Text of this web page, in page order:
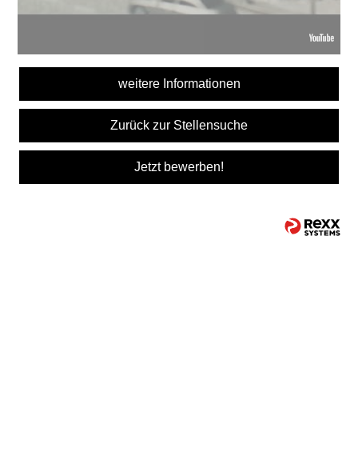
weitere Informationen
Zurück zur Stellensuche
Jetzt bewerben!